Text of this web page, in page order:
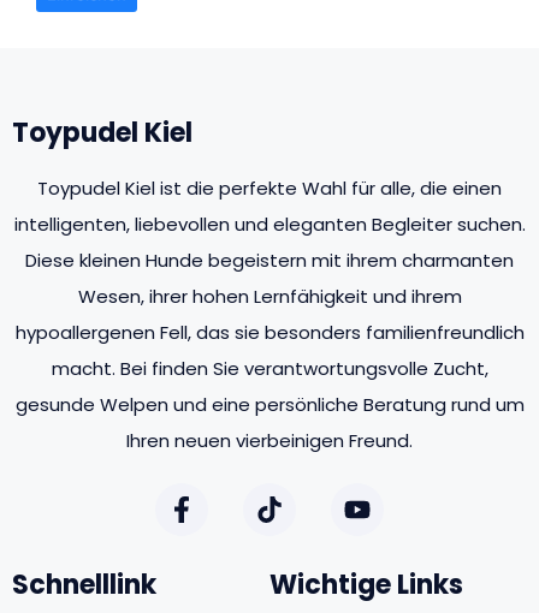
Toypudel Kiel
Toypudel Kiel ist die perfekte Wahl für alle, die einen
intelligenten, liebevollen und eleganten Begleiter suchen.
Diese kleinen Hunde begeistern mit ihrem charmanten
Wesen, ihrer hohen Lernfähigkeit und ihrem
hypoallergenen Fell, das sie besonders familienfreundlich
macht. Bei finden Sie verantwortungsvolle Zucht,
gesunde Welpen und eine persönliche Beratung rund um
Ihren neuen vierbeinigen Freund.
Schnelllink Wichtige Links